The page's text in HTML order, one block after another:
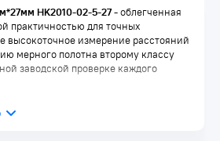
HK2010-02-5-27 -облегченная
практичностью для точных
высокоточное измерение расстояний
мерного полотна второму классу
заводской проверке каждого